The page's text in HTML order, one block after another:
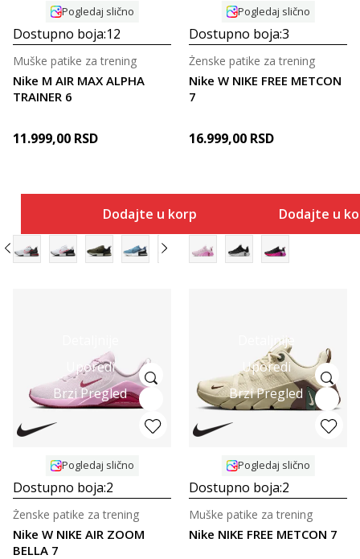
Pogledaj slično
Dostupno boja:12
Nike M AIR MAX ALPHA
TRAINER 6
Muške patike za trening
11.999,00 RSD
Dodajte u korpu
Pogledaj slično
Dostupno boja:3
Nike W NIKE FREE METCON
7
Ženske patike za trening
16.999,00 RSD
Dodajte u
Uporedi
Brzi Pregled
Pogledaj slično
Dostupno boja:2
Nike W NIKE AIR ZOOM
BELLA 7
Ženske patike za trening
Detaljnije
Uporedi
Brzi Pregled
Pogledaj slično
Dostupno boja:2
Nike NIKE FREE METCON 7
Muške patike za trening